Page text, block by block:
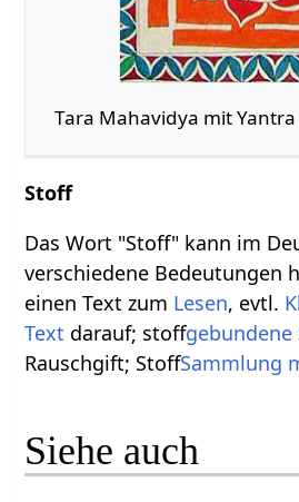
Tara Mahavidya mit Yantra
Stoff
Das Wort "Stoff" kann im
verschiedene Bedeutungen
einen Text zum Lesen, evtl.
Text darauf; stoffgebundene
Rauschgift; StoffSammlung
Siehe auch